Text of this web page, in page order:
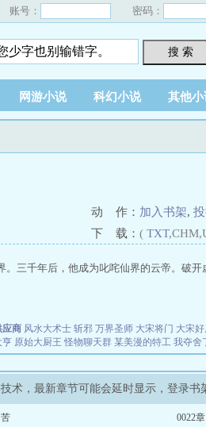
账号： 密码：
搜 索
网游小说 科幻小说 其他小
动 作： 加入书架,
下 载： ( TXT
。三千年后，他成为叱咤仙界的云帝。破
应商 风水大术士 斩邪 万界圣师 大宋将门 大宋
亨 原始大厨王 怪物聊天群 某美漫的特工 我夺舍
术，最新章节可能会延时显示，登录书
0022